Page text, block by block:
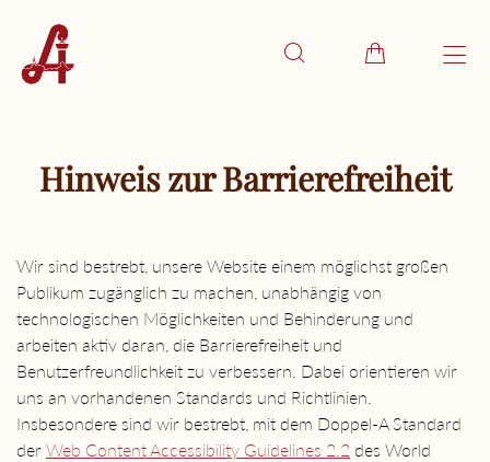
Hinweis zur Barrierefreiheit
Wir sind bestrebt, unsere Website einem möglichst großen
Publikum zugänglich zu machen, unabhängig von
technologischen Möglichkeiten und Behinderung und
arbeiten aktiv daran, die Barrierefreiheit und
Benutzerfreundlichkeit zu verbessern. Dabei orientieren wir
uns an vorhandenen Standards und Richtlinien.
Insbesondere sind wir bestrebt, mit dem Doppel-A Standard
der Web Content Accessibility Guidelines 2.2 des World